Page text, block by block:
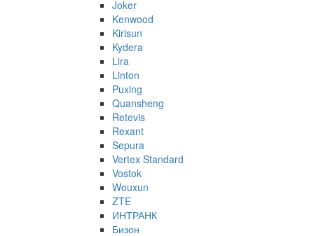
Joker
Kenwood
Kirisun
Kydera
Lira
Linton
Puxing
Quansheng
Retevis
Rexant
Sepura
Vertex Standard
Vostok
Wouxun
ZTE
ИНТРАНК
Бизон